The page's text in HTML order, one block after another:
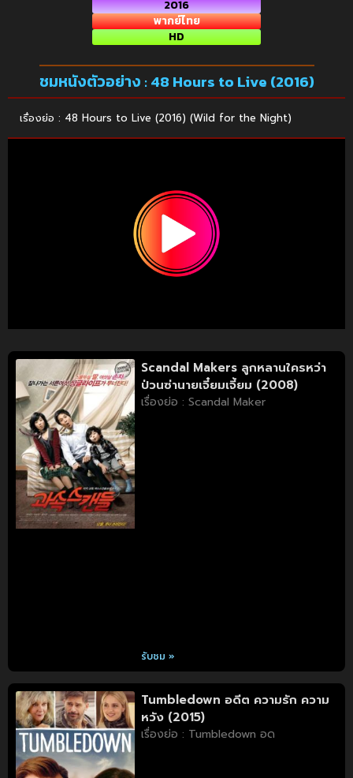
2016
พากย์ไทย
HD
ชมหนังตัวอย่าง : 48 Hours to Live (2016)
เรื่องย่อ : 48 Hours to Live (2016) (Wild for the Night)
Scandal Makers ลูกหลานใครหว่า
ป่วนซ่านายเจี๋ยมเจี้ยม (2008)
เรื่องย่อ : Scandal Maker
รับชม »
Tumbledown อดีต ความรัก ความ
หวัง (2015)
เรื่องย่อ : Tumbledown อด